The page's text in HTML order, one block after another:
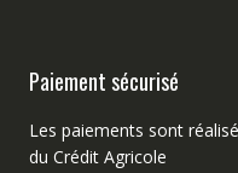
Paiement sécurisé
Les paiements sont
du Crédit Agricole